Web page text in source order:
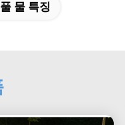
물 특징